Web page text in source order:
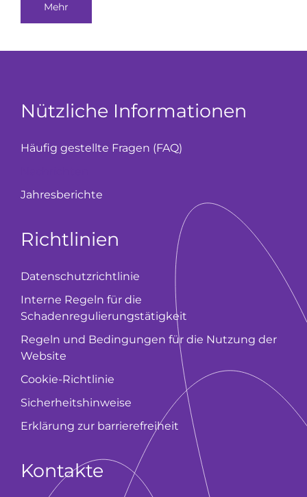
Mehr
Nützliche Informationen
Häufig gestellte Fragen (FAQ)
Jahresberichte
Richtlinien
Datenschutzrichtlinie
Interne Regeln für die
Schadenregulierungstätigkeit
Regeln und Bedingungen für die Nutzung der
Website
Cookie-Richtlinie
Sicherheitshinweise
Erklärung zur barrierefreiheit
Kontakte